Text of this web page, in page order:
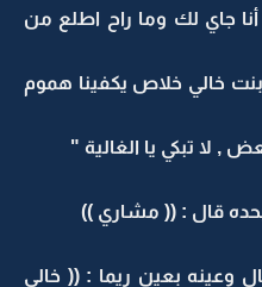
جاي لك وما راح اطلع من
بنت خالي خلاص يكفينا هموم
, لا تبكي يا الغالية "
قال : (( مشاري ))
وعينه بعين ريما : (( خالي